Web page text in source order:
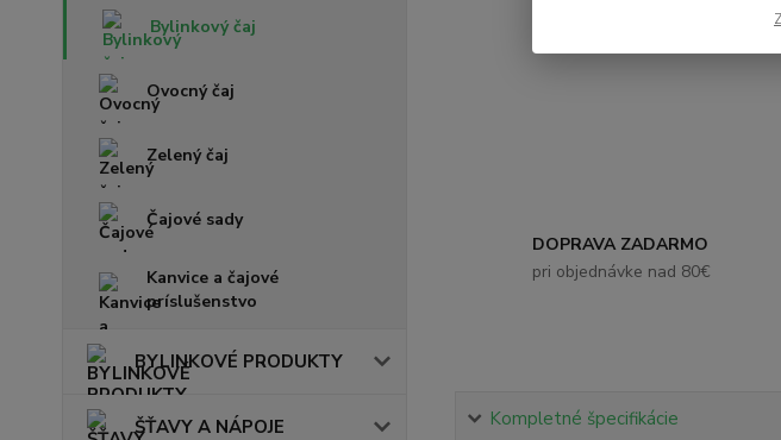
Bylinkový čaj
Ovocný čaj
Zelený čaj
Čajové sady
Kanvice a čajové
príslušenstvo
BYLINKOVÉ PRODUKTY
ŠŤAVY A NÁPOJE
DOPRAVA ZADARMO
pri objednávke nad 80€
Kompletné špecifikácie